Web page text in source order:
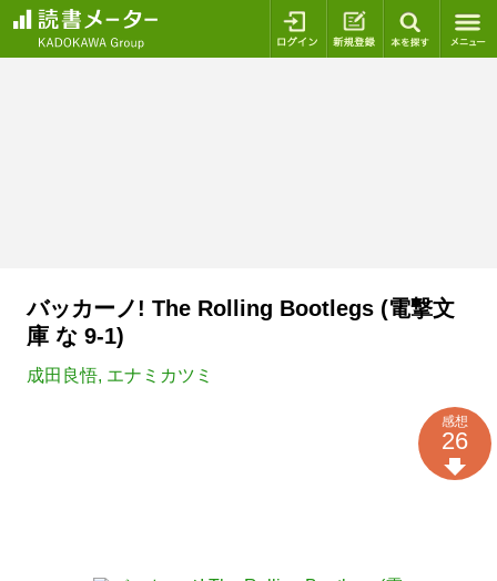
ログイン 新規登録
バッカーノ! The Rolling Bootlegs (電撃文
庫 な 9-1)
成田良悟, エナミカツミ
感想
26